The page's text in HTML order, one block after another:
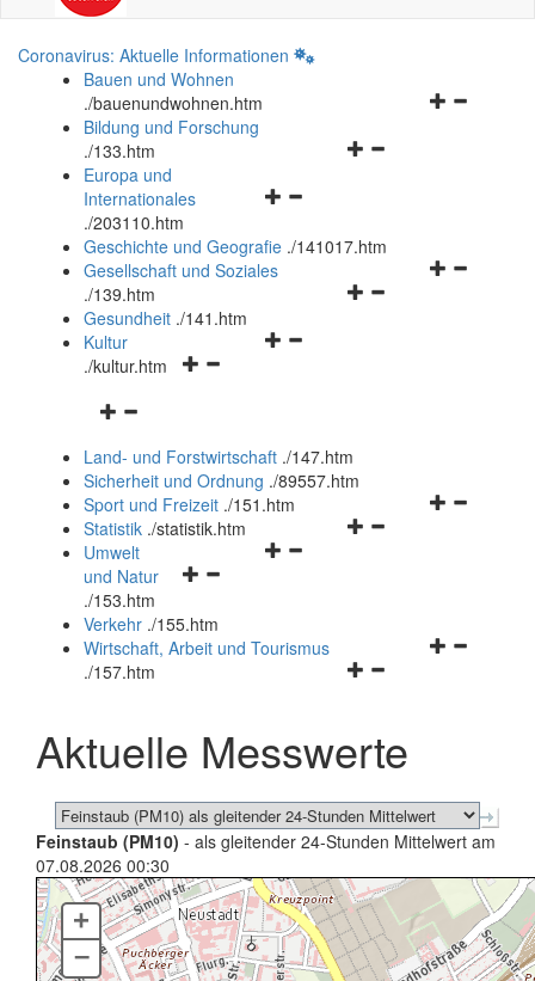
Coronavirus: Aktuelle Informationen
Bauen und Wohnen
./bauenundwohnen.htm
Navigationsmenü
Bildung und Forschung
./133.htm
Navigationsmenü
und
schließen
Europa und
Internationales
./203110.htm
Geschichte und Geografie ./141017.htm
Navigationsmenü
Gesellschaft und Soziales
./139.htm
Navigationsmenü
Gesundheit ./141.htm
Navigationsmenü
Kultur
./kultur.htm
Navigationsmenü
und
schließen
Land- und Forstwirtschaft ./147.htm
Sicherheit und Ordnung ./89557.htm
Navigationsmenü
Sport und Freizeit ./151.htm
Navigationsmenü
Statistik ./statistik.htm
Navigationsmenü
und
schließen
Umwelt
und Natur
./153.htm
Verkehr ./155.htm
Navigationsmenü
schließen
Wirtschaft, Arbeit und Tourismus
./157.htm
Aktuelle Messwerte
Feinstaub (PM10) - als gleitender 24-Stunden Mittelwert am
07.08.2026 00:30
+
–